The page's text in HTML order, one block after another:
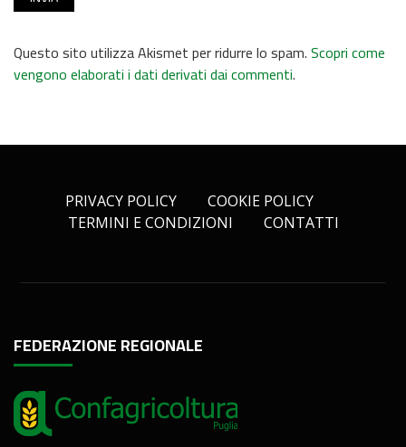
Questo sito utilizza Akismet per ridurre lo spam.Scopri come
vengono elaborati i dati derivati dai commenti.
PRIVACY POLICY
COOKIE POLICY
TERMINI E CONDIZIONI
CONTATTI
FEDERAZIONE REGIONALE